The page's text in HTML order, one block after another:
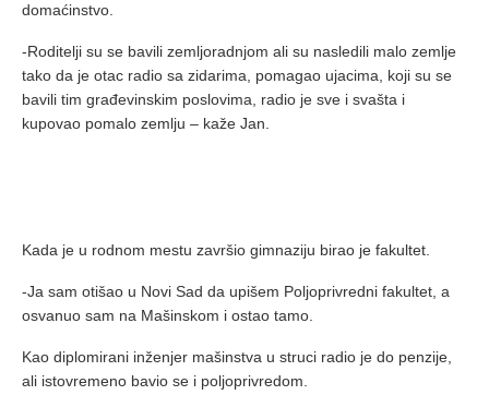
domaćinstvo.
-Roditelji su se bavili zemljoradnjom ali su nasledili malo zemlje
tako da je otac radio sa zidarima, pomagao ujacima, koji su se
bavili tim građevinskim poslovima, radio je sve i svašta i
kupovao pomalo zemlju – kaže Jan.
Kada je u rodnom mestu završio gimnaziju birao je fakultet.
-Ja sam otišao u Novi Sad da upišem Poljoprivredni fakultet, a
osvanuo sam na Mašinskom i ostao tamo.
Kao diplomirani inženjer mašinstva u struci radio je do penzije,
ali istovremeno bavio se i poljoprivredom.